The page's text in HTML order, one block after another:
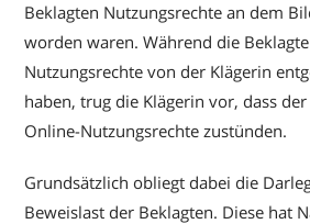
Beklagten Nutzungsrechte an dem
worden waren. Während die
Nutzungsrechte von der Klägerin
haben, trug die Klägerin vor, dass
Online-Nutzungsrechte zustünden.
Grundsätzlich obliegt dabei die
Beweislast der Beklagten. Diese hat